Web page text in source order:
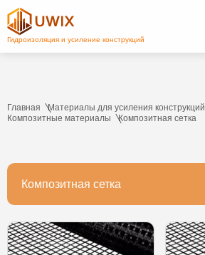
Главная
Материалы для усиления конструкций
Композитные материалы
Композитная сетка
Композитная сетка